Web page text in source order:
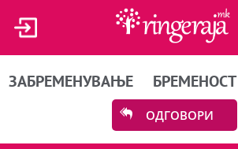
ЗАБРЕМЕНУВАЊЕ БРЕМЕНОСТ
ОДГОВОРИ